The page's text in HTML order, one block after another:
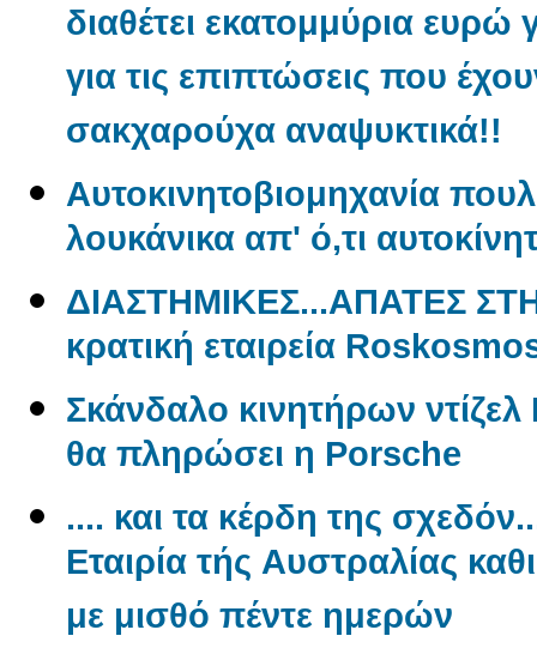
διαθέτει εκατομμύρια ευρώ
για τις επιπτώσεις που
σακχαρούχα αναψυκτικά!!
Aυτοκινητοβιομηχανία
λουκάνικα απ' ό,τι
ΔΙΑΣΤΗΜΙΚΕΣ...ΑΠΑΤΕΣ
κρατική εταιρεία
Σκάνδαλο κινητήρων
θα πληρώσει η Porsche
.... και τα κέρδη της
Εταιρία τής Aυστραλίας
με μισθό πέντε ημερών